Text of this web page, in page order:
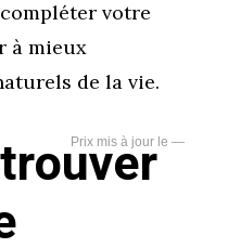
votre
à mieux
de la vie.
—